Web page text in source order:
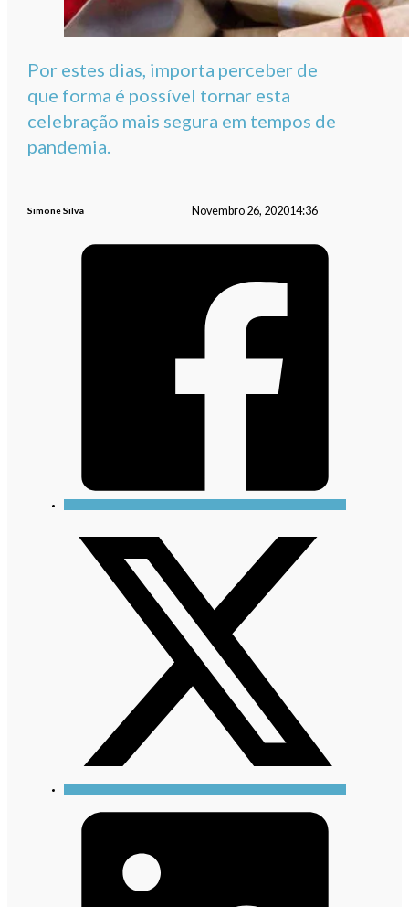
Por estes dias, importa perceber de
que forma é possível tornar esta
celebração mais segura em tempos de
pandemia.
Simone Silva Novembro 26, 202014:36